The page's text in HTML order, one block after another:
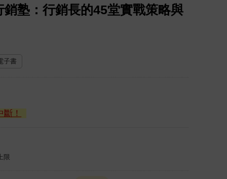
塾：行銷長的45堂實戰策略與
子書
！
限